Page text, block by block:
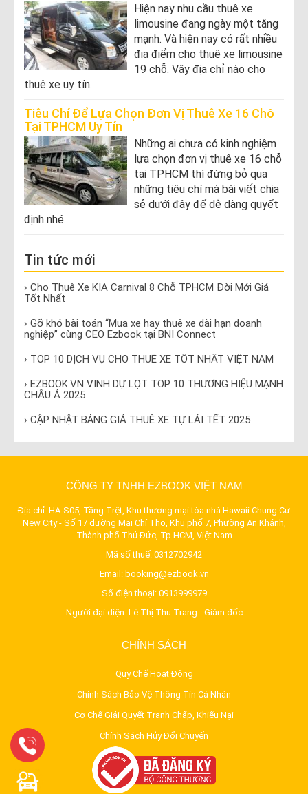
Hiện nay nhu cầu thuê xe
limousine đang ngày một tăng
mạnh. Và hiện nay có rất nhiều
địa điểm cho thuê xe limousine
19 chỗ. Vậy địa chỉ nào cho
thuê xe uy tín.
Tiêu Chí Để Lựa Chọn Đơn Vị Thuê Xe 16 Chỗ
Tại TPHCM Uy Tín
Những ai chưa có kinh nghiệm
lựa chọn đơn vị thuê xe 16 chỗ
tại TPHCM thì đừng bỏ qua
những tiêu chí mà bài viết chia
sẻ dưới đây để dễ dàng quyết
định nhé.
Tin tức mới
› Cho Thuê Xe KIA Carnival 8 Chỗ TPHCM Đời Mới Giá
Tốt Nhất
› Gỡ khó bài toán “Mua xe hay thuê xe dài hạn doanh
nghiệp” cùng CEO Ezbook tại BNI Connect
› TOP 10 DỊCH VỤ CHO THUÊ XE TỐT NHẤT VIỆT NAM
› EZBOOK.VN VINH DỰ LỌT TOP 10 THƯƠNG HIỆU MẠNH
CHÂU Á 2025
› CẬP NHẬT BẢNG GIÁ THUÊ XE TỰ LÁI TẾT 2025
CÔNG TY TNHH EZBOOK VIỆT NAM
Địa chỉ: HA-S05, Tầng Trệt, Khu thương mại tòa nhà Hawaii Chung Cư
New City - Số 17 đường Mai Chí Thọ, Khu phố 7, Phường An Khánh,
Thành phố Thủ Đức, Tp.HCM, Việt Nam
Mã số thuế: 0312702942
Email: booking@ezbook.vn
Số điện thoại: 0913999979
Người đại diện: Lê Thị Thu Trang - Giám đốc
CHÍNH SÁCH
Quy Chế Hoạt Động
Chính Sách Bảo Vệ Thông Tin Cá Nhân
Cơ Chế Giải Quyết Tranh Chấp, Khiếu Nại
Chính Sách Hủy Đổi Chuyến